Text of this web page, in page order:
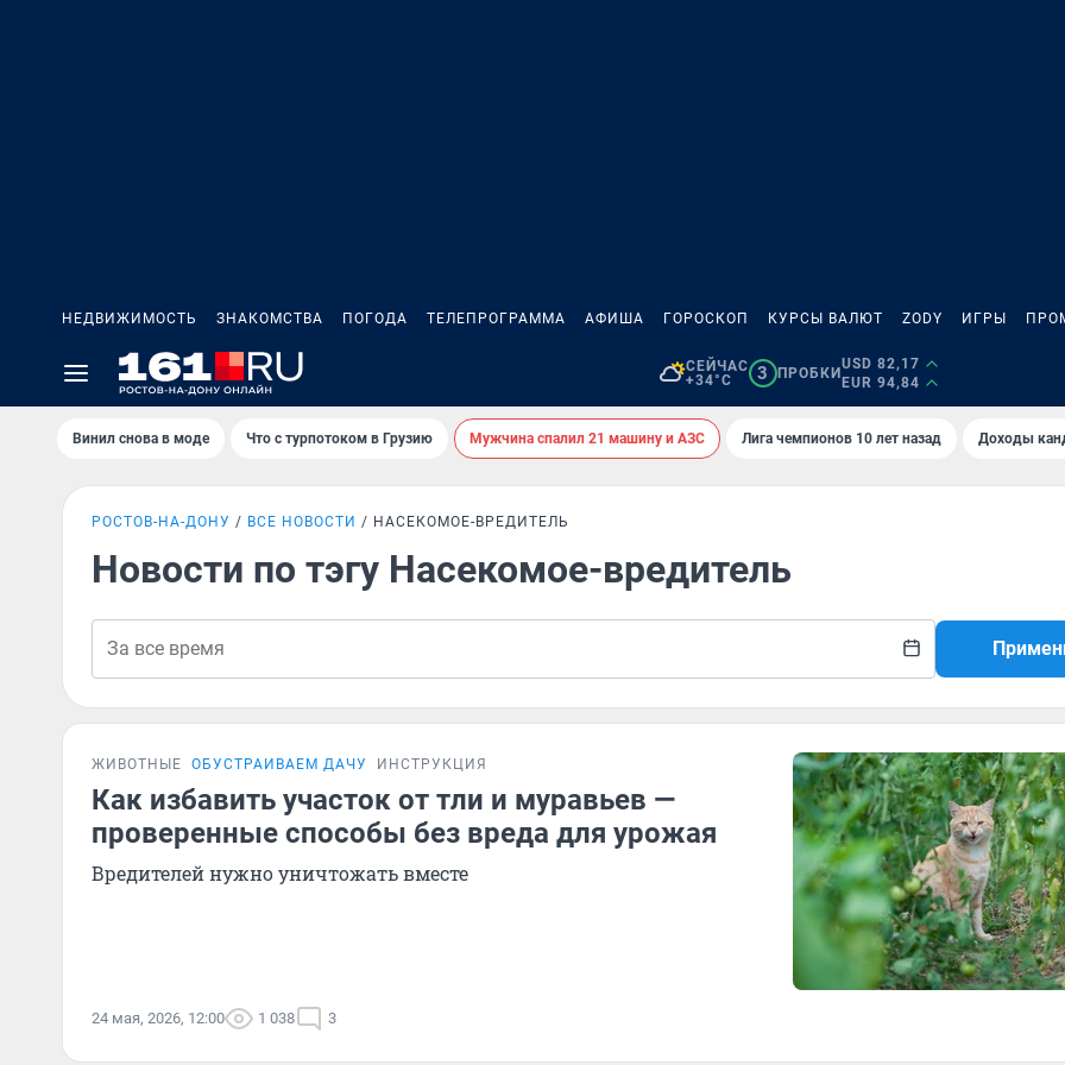
НЕДВИЖИМОСТЬ ЗНАКОМСТВА ПОГОДА ТЕЛЕПРОГРАММА АФИША ГОРОСКОП КУРСЫ ВАЛЮТ ZODY ИГРЫ
СЕЙЧАС
+34°C
3 ПРОБКИ
USD 82,17
EUR 94,84
Винил снова в моде Что с турпотоком в Грузию Мужчина спалил 21 машину и АЗС Лига чемпионов 10 лет назад Доходы
РОСТОВ-НА-ДОНУ ВСЕ НОВОСТИ НАСЕКОМОЕ-ВРЕДИТЕЛЬ
Новости по тэгу Насекомое-вредитель
ЖИВОТНЫЕ ОБУСТРАИВАЕМ ДАЧУ ИНСТРУКЦИЯ
Как избавить участок от тли и муравьев —
проверенные способы без вреда для урожая
Вредителей нужно уничтожать вместе
24 мая, 2026, 12:00 1 038 3